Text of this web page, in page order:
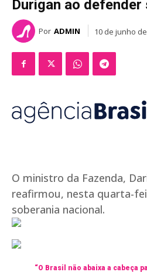
Durigan ao defender
Por ADMIN 10 de junho
O ministro da Fazenda,
reafirmou, nesta quarta-
soberania nacional.
“O Brasil não abaixa a cabeça